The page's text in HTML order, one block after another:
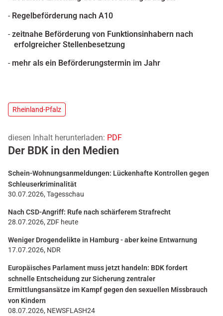
- Regelbeförderung nach A10
- zeitnahe Beförderung von Funktionsinhabern nach
erfolgreicher Stellenbesetzung
- mehr als ein Beförderungstermin im Jahr
Rheinland-Pfalz
diesen Inhalt herunterladen: PDF
Der BDK in den Medien
Schein-Wohnungsanmeldungen: Lückenhafte Kontrollen gegen
Schleuserkriminalität
30.07.2026, Tagesschau
Nach CSD-Angriff: Rufe nach schärferem Strafrecht
28.07.2026, ZDF heute
Weniger Drogendelikte in Hamburg - aber keine Entwarnung
17.07.2026, NDR
Europäisches Parlament muss jetzt handeln: BDK fordert
schnelle Entscheidung zur Sicherung zentraler
Ermittlungsansätze im Kampf gegen den sexuellen Missbrauch
von Kindern
08.07.2026, NEWSFLASH24